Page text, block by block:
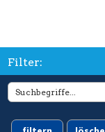
Filter: